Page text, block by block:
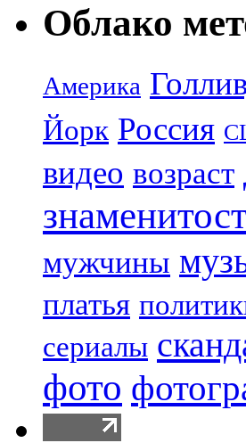
Облако
Америка
Йорк Россия
видео возраст
мужчины
платья
сериалы
фото